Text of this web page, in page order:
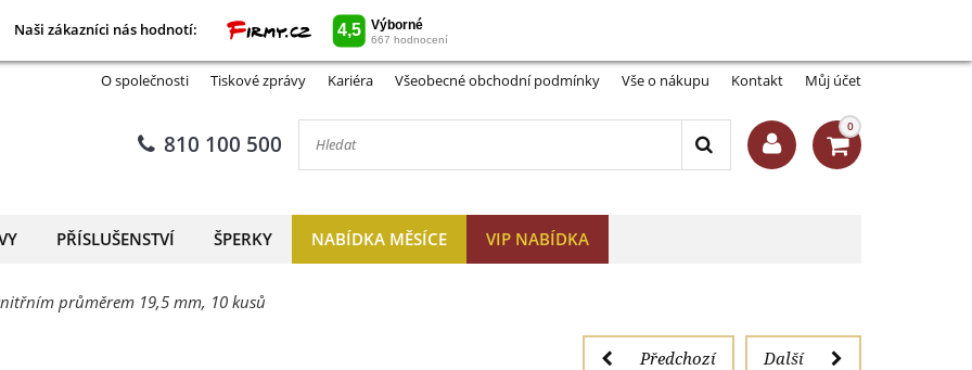
Naši zákazníci nás hodnotí:
O společnosti Tiskové zprávy Kariéra Všeobecné obchodní podmínky Vše o nákupu Kontakt Můj účet
810 100 500
0
PŘÍSLUŠENSTVÍ ŠPERKY NABÍDKA MĚSÍCE VIP NABÍDKA
průměrem 19,5 mm, 10 kusů
Další
Předchozí
s vnitřním průměrem 19,5 mm, 10 kusů
Naši zákazníci nás hodnotí: